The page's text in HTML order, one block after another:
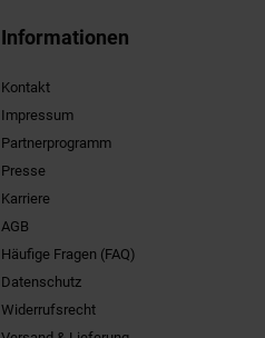
Informationen
Kontakt
Impressum
Partnerprogramm
Presse
Karriere
AGB
Häufige Fragen (FAQ)
Datenschutz
Widerrufsrecht